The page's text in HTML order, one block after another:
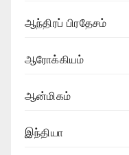
ஆந்திரப் பிரதேசம்
ஆரோக்கியம்
ஆன்மிகம்
இந்தியா